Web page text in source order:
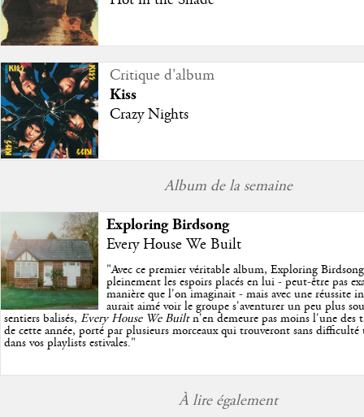
Critique d'album
Kiss
Crazy Nights
Album de la semaine
Exploring Birdsong
Every House We Built
"Avec ce premier véritable album, Exploring
pleinement les espoirs placés en lui - peut-être pas
manière que l'on imaginait - mais avec une réussite
aurait aimé voir le groupe s'aventurer un peu plus
sentiers balisés, Every House We Builtn'en demeure pas moins l'une des
de cette année, porté par plusieurs morceaux qui trouveront sans difficulté
dans vos playlists estivales."
À lire également